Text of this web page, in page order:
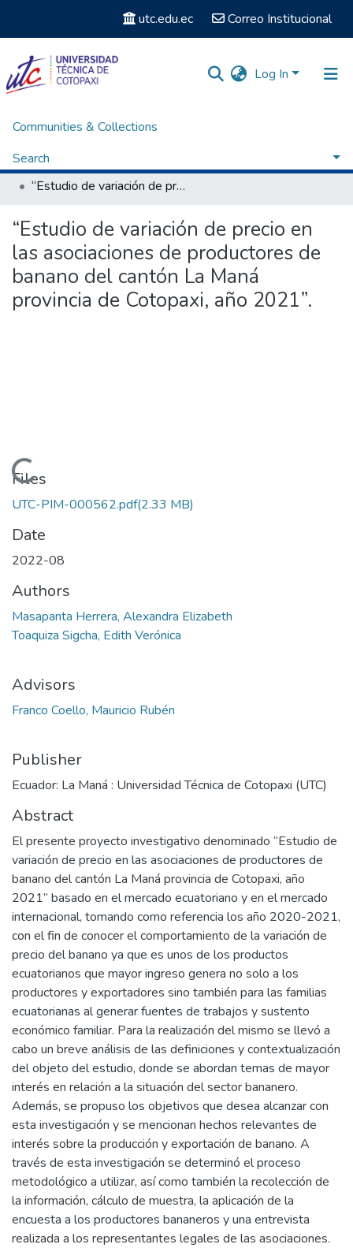
utc.edu.ec Correo Institucional
Log In
Communities & Collections
Search
Statistics
Home
Titulación - Licenciatura en Comercio
“Estudio de variación de precio en las asociaciones de productores de banano del cantón La Maná provincia de Cotopaxi, año 2021”.
“Estudio de variación de precio en
las asociaciones de productores de
banano del cantón La Maná
provincia de Cotopaxi, año 2021”.
Loading...
Files
UTC-PIM-000562.pdf(2.33 MB)
Date
2022-08
Authors
Masapanta Herrera, Alexandra Elizabeth
Toaquiza Sigcha, Edith Verónica
Advisors
Franco Coello, Mauricio Rubén
Publisher
Ecuador: La Maná : Universidad Técnica de Cotopaxi (UTC)
Abstract
El presente proyecto investigativo denominado “Estudio de
variación de precio en las asociaciones de productores de
banano del cantón La Maná provincia de Cotopaxi, año
2021” basado en el mercado ecuatoriano y en el mercado
internacional, tomando como referencia los año 2020-2021,
con el fin de conocer el comportamiento de la variación de
precio del banano ya que es unos de los productos
ecuatorianos que mayor ingreso genera no solo a los
productores y exportadores sino también para las familias
ecuatorianas al generar fuentes de trabajos y sustento
económico familiar. Para la realización del mismo se llevó a
cabo un breve análisis de las definiciones y contextualización
del objeto del estudio, donde se abordan temas de mayor
interés en relación a la situación del sector bananero.
Además, se propuso los objetivos que desea alcanzar con
esta investigación y se mencionan hechos relevantes de
interés sobre la producción y exportación de banano. A
través de esta investigación se determinó el proceso
metodológico a utilizar, así como también la recolección de
la información, cálculo de muestra, la aplicación de la
encuesta a los productores bananeros y una entrevista
realizada a los representantes legales de las asociaciones.